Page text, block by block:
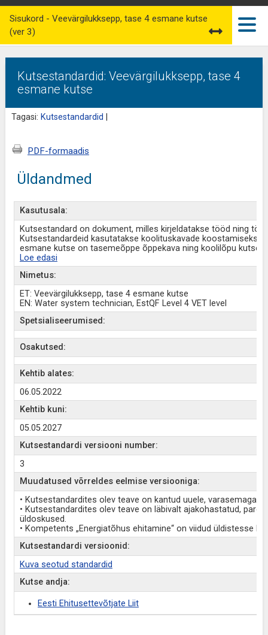
Kutsestandardid: Veevärgilukksepp, tase 4
esmane kutse
Tagasi: Kutsestandardid
Sisukord - Veevärgilukksepp, tase 4 esmane kutse
(ver 3)
PDF-formaadis
Üldandmed
Kasutusala:
Kutsestandard on dokument, milles kirjeldatakse tööd ning
Kutsestandardeid kasutatakse koolituskavade koostamiseks
esmane kutse on tasemeõppe õppekava ning koolilõpu kutse
Loe edasi
Nimetus:
ET: Veevärgilukksepp, tase 4 esmane kutse
EN: Water system technician, EstQF Level 4 VET level
Spetsialiseerumised:
Osakutsed:
Kehtib alates:
06.05.2022
Kehtib kuni:
05.05.2027
Kutsestandardi versiooni number:
3
Muudatused võrreldes eelmise versiooniga:
• Kutsestandardites olev teave on kantud uuele, varasemaga
• Kutsestandardites olev teave on läbivalt ajakohastatud,
üldoskused.
• Kompetents „Energiatõhus ehitamine“ on viidud üldistesse
Kutsestandardi versioonid:
Kuva seotud standardid
Kutse andja:
Eesti Ehitusettevõtjate Liit